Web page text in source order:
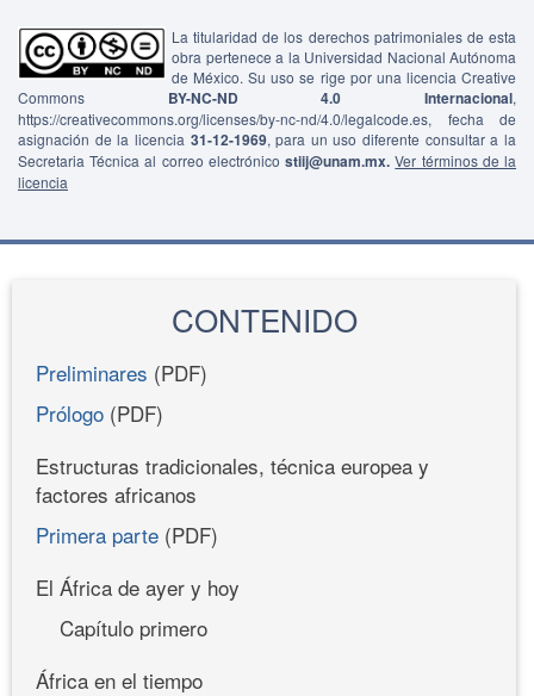
La titularidad de los derechos patrimoniales de esta
obra pertenece a la Universidad Nacional Autónoma
de México. Su uso se rige por una licencia Creative
Commons BY-NC-ND 4.0 Internacional,
https://creativecommons.org/licenses/by-nc-nd/4.0/legalcode.es, fecha de
asignación de la licencia 31-12-1969, para un uso diferente consultar a la
Secretaria Técnica al correo electrónicostiij@unam.mx. Ver términos de la
licencia
CONTENIDO
Preliminares (PDF)
Prólogo (PDF)
Estructuras tradicionales, técnica europea y
factores africanos
Primera parte (PDF)
El África de ayer y hoy
Capítulo primero
África en el tiempo